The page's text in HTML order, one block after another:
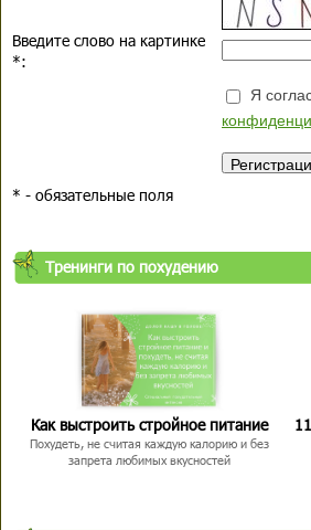
Введите слово на картинке
*:
Я
* - обязательные поля
Тренинги по похудению
Как выстроить стройное питание
Похудеть, не считая каждую калорию и без
запрета любимых вкусностей